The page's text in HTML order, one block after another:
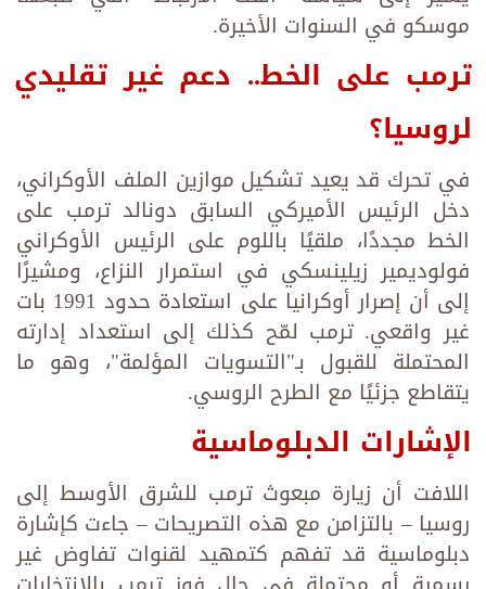
موسكو في السنوات الأخيرة.
ترمب على الخط.. دعم غير تقليدي
لروسيا؟
في تحرك قد يعيد تشكيل موازين الملف الأوكراني،
دخل الرئيس الأميركي السابق دونالد ترمب على
الخط مجددًا، ملقيًا باللوم على الرئيس الأوكراني
فولوديمير زيلينسكي في استمرار النزاع، ومشيرًا
إلى أن إصرار أوكرانيا على استعادة حدود 1991 بات
غير واقعي. ترمب لمّح كذلك إلى استعداد إدارته
المحتملة للقبول بـ"التسويات المؤلمة"، وهو ما
يتقاطع جزئيًا مع الطرح الروسي.
الإشارات الدبلوماسية
اللافت أن زيارة مبعوث ترمب للشرق الأوسط إلى
روسيا – بالتزامن مع هذه التصريحات – جاءت كإشارة
دبلوماسية قد تفهم كتمهيد لقنوات تفاوض غير